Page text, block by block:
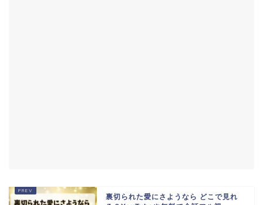
裏切られた愛にさようなら どこで見れ